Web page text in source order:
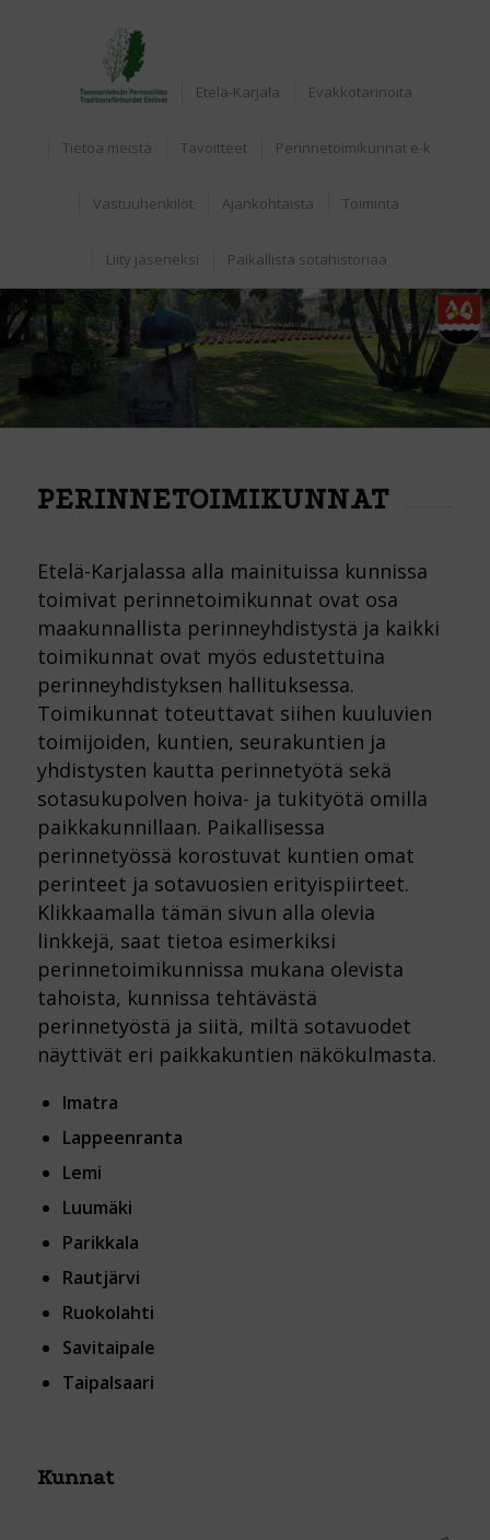
Etelä-Karjala Evakkotarinoita
Tietoa meistä Tavoitteet Perinnetoimikunnat e-k
Vastuuhenkilöt Ajankohtaista Toiminta
Liity jäseneksi Paikallista sotahistoriaa
PERINNETOIMIKUNNAT
Etelä-Karjalassa alla mainituissa kunnissa
toimivat perinnetoimikunnat ovat osa
maakunnallista perinneyhdistystä ja kaikki
toimikunnat ovat myös edustettuina
perinneyhdistyksen hallituksessa.
Toimikunnat toteuttavat siihen kuuluvien
toimijoiden, kuntien, seurakuntien ja
yhdistysten kautta perinnetyötä sekä
sotasukupolven hoiva- ja tukityötä omilla
paikkakunnillaan. Paikallisessa
perinnetyössä korostuvat kuntien omat
perinteet ja sotavuosien erityispiirteet.
Klikkaamalla tämän sivun alla olevia
linkkejä, saat tietoa esimerkiksi
perinnetoimikunnissa mukana olevista
tahoista, kunnissa tehtävästä
perinnetyöstä ja siitä, miltä sotavuodet
näyttivät eri paikkakuntien näkökulmasta.
Imatra
Lappeenranta
Lemi
Luumäki
Parikkala
Rautjärvi
Ruokolahti
Savitaipale
Taipalsaari
Kunnat